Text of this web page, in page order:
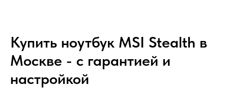
Купить ноутбук MSI Stealth в
Москве - с гарантией и
настройкой